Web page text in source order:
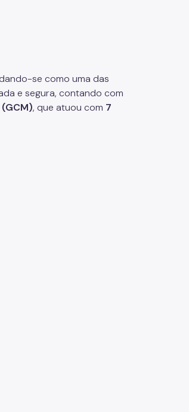
se como uma das
e segura, contando com
, que atuou com 7